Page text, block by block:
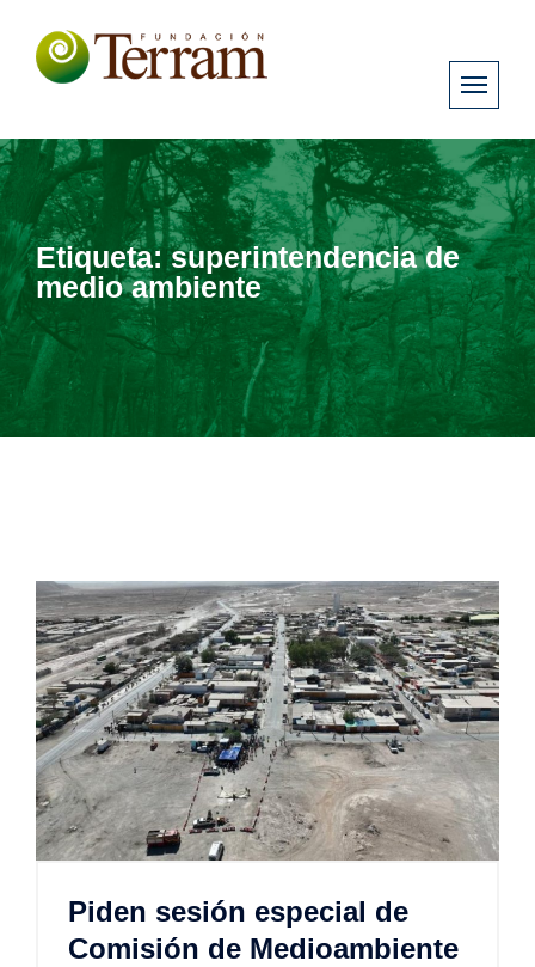
Etiqueta:superintendencia de
medio ambiente
Piden sesión especial de
Comisión de Medioambiente